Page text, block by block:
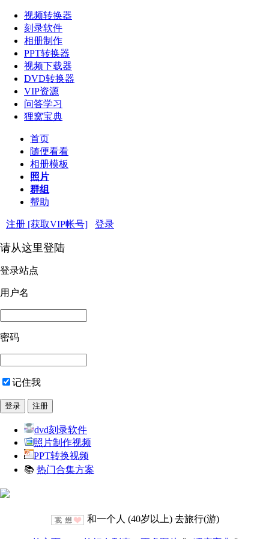
视频转换器
刻录软件
相册制作
PPT转换器
视频下载器
DVD转换器
VIP资源
问答学习
狸窝宝典
首页
随便看看
相册模板
照片
群组
帮助
注册 [获取VIP帐号] 登录
请从这里登陆
登录站点
用户名
密码
记住我
dvd刻录软件
照片制作视频
PPT转换视频
📚 热门合集方案
和一个人 (40岁以上) 去旅行(游)